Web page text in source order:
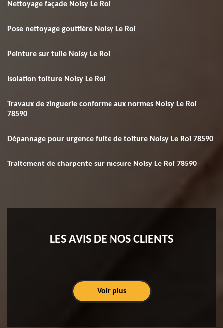
Nettoyage façade Noisy Le Roi
Pose nettoyage gouttière Noisy Le Roi
Peinture sur tuile Noisy Le Roi
Isolation toiture Noisy Le Roi
Travaux de zinguerie conforme aux normes Noisy Le Roi
78590
Dépannage pour urgence fuite de toiture Noisy Le Roi 78590
Traitement de charpente sur mesure Noisy Le Roi 78590
LES AVIS DE NOS CLIENTS
Voir plus